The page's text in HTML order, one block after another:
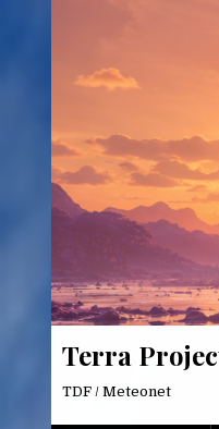
Terra
TDF / Meteonet